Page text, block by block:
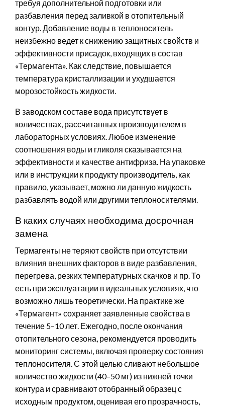
требуя дополнительной подготовки или
разбавления перед заливкой в отопительный
контур. Добавление воды в теплоноситель
неизбежно ведет к снижению защитных свойств и
эффективности присадок, входящих в состав
«Термагента». Как следствие, повышается
температура кристаллизации и ухудшается
морозостойкость жидкости.
В заводском составе вода присутствует в
количествах, рассчитанных производителем в
лабораторных условиях. Любое изменение
соотношения воды и гликоля сказывается на
эффективности и качестве антифриза. На упаковке
или в инструкции к продукту производитель, как
правило, указывает, можно ли данную жидкость
разбавлять водой или другими теплоносителями.
В каких случаях необходима досрочная
замена
Термагенты не теряют свойств при отсутствии
влияния внешних факторов в виде разбавления,
перегрева, резких температурных скачков и пр. То
есть при эксплуатации в идеальных условиях, что
возможно лишь теоретически. На практике же
«Термагент» сохраняет заявленные свойства в
течение 5–10 лет. Ежегодно, после окончания
отопительного сезона, рекомендуется проводить
мониторинг системы, включая проверку состояния
теплоносителя. С этой целью сливают небольшое
количество жидкости (40–50 мг) из нижней точки
контура и сравнивают отобранный образец с
исходным продуктом, оценивая его прозрачность,